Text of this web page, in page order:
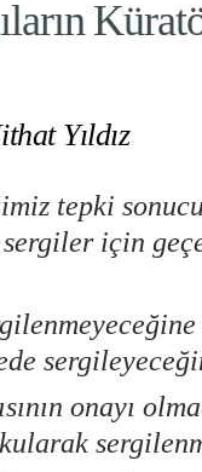
Yıldız
tepki
için
onayı